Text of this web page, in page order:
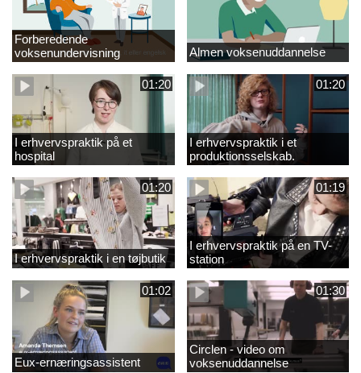
Forberedende
voksenundervisning
Almen voksenuddannelse
01:20
I erhvervspraktik på et
hospital
01:20
I erhvervspraktik i et
produktionsselskab.
01:20
I erhvervspraktik i en tøjbutik
01:19
I erhvervspraktik på en TV-
station
01:02
Eux-ernæringsassistent
01:30
Circlen - video om
voksenuddannelse